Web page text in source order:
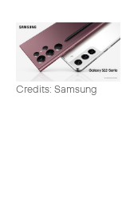
Credits: Samsung